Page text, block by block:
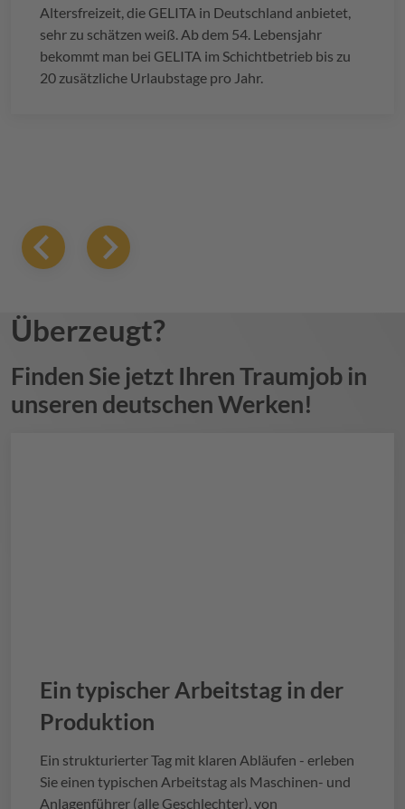
Altersfreizeit, die GELITA in Deutschland anbietet,
sehr zu schätzen weiß. Ab dem 54. Lebensjahr
bekommt man bei GELITA im Schichtbetrieb bis zu
20 zusätzliche Urlaubstage pro Jahr.
Überzeugt?
Finden Sie jetzt Ihren Traumjob in
unseren deutschen Werken!
Ein typischer Arbeitstag in der
Produktion
Ein strukturierter Tag mit klaren Abläufen - erleben
Sie einen typischen Arbeitstag als Maschinen- und
Anlagenführer (alle Geschlechter), von